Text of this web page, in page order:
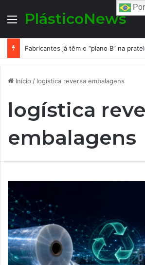
MenuPlásticoNews
Início / logística reversa embalagens
logística
embalagens